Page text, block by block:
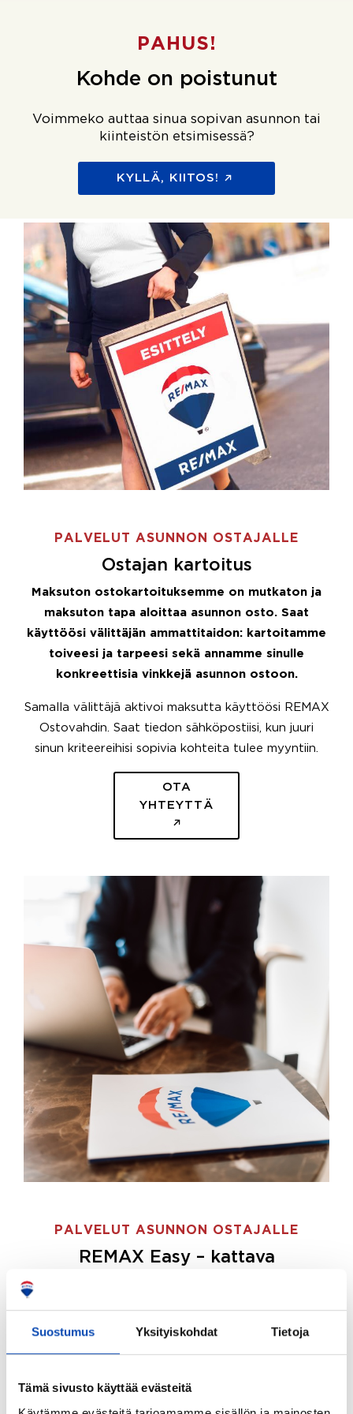
Suostumus Yksityiskohdat Tietoja
Tämä sivusto käyttää evästeitä
PAHUS!
Kohde on poistunut
Voimmeko auttaa sinua sopivan asunnon tai
kiinteistön etsimisessä?
KYLLÄ, KIITOS!
PALVELUT ASUNNON OSTAJALLE
Ostajan kartoitus
Maksuton ostokartoituksemme on mutkaton ja
maksuton tapa aloittaa asunnon osto. Saat
käyttöösi välittäjän ammattitaidon: kartoitamme
toiveesi ja tarpeesi sekä annamme sinulle
konkreettisia vinkkejä asunnon ostoon.
Samalla välittäjä aktivoi maksutta käyttöösi REMAX
Ostovahdin. Saat tiedon sähköpostiisi, kun juuri
sinun kriteereihisi sopivia kohteita tulee myyntiin.
OTA
YHTEYTTÄ
PALVELUT ASUNNON OSTAJALLE
REMAX Easy – kattava
ostajille.
Tee ostotoimeksianto ja etsimme juuri